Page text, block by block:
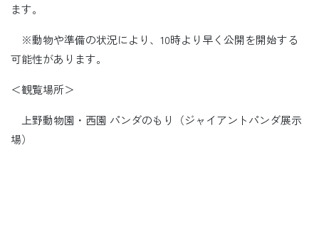
ます。
※動物や準備の状況により、10時より早く公開を開始する
可能性があります。
＜観覧場所＞
上野動物園・西園 パンダのもり（ジャイアントパンダ展示
場）